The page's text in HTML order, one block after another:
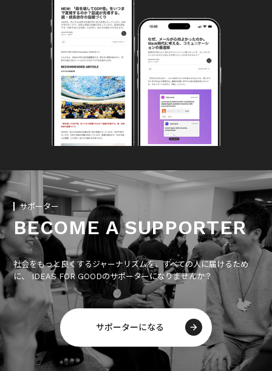
サポーター
BECOME A SUPPORTER
社会をもっと良くするジャーナリズムを、すべての人に届けるため
に、 IDEAS FOR GOODのサポーターになりませんか？
サポーターになる